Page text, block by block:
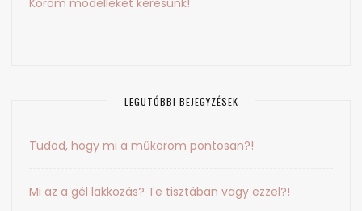
Köröm modelleket keresünk!
LEGUTÓBBI BEJEGYZÉSEK
Tudod, hogy mi a műköröm pontosan?!
Mi az a gél lakkozás? Te tisztában vagy ezzel?!